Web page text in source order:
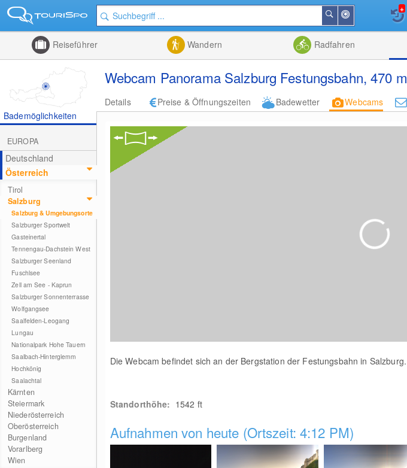
der
Nähe
Suchen
+
Reiseführer Wandern Radfahren
Webcam Panorama Salzburg Festungsbahn, 470 m
Details Preise & Öffnungszeiten Badewetter Webcams
Bademöglichkeiten
EUROPA
Deutschland
Österreich
Tirol
Salzburg
Salzburg & Umgebungsorte
Salzburger Sportwelt
Gasteinertal
Tennengau-Dachstein West
Salzburger Seenland
Fuschlsee
Zell am See - Kaprun
Salzburger Sonnenterrasse
Wolfgangsee
Saalfelden-Leogang
Lungau
Nationalpark Hohe Tauern
Saalbach-Hinterglemm
Hochkönig
Saalachtal
Kärnten
Steiermark
Niederösterreich
Oberösterreich
Burgenland
Vorarlberg
Wien
Die Webcam befindet sich an der Bergstation der Festungsbahn in Salzburg.
Standorthöhe: 1542 ft
Aufnahmen von heute (Ortszeit: 4:12 PM)